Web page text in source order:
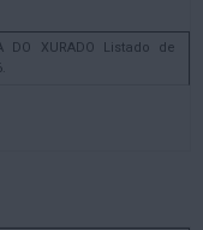
DO XURADO Listado de